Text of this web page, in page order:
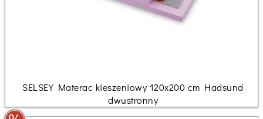
SELSEY Materac kieszeniowy 120x200 cm Hadsund
dwustronny